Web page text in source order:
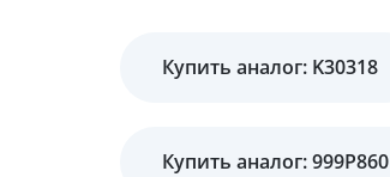
Купить аналог: K30318
Купить аналог: 999P860